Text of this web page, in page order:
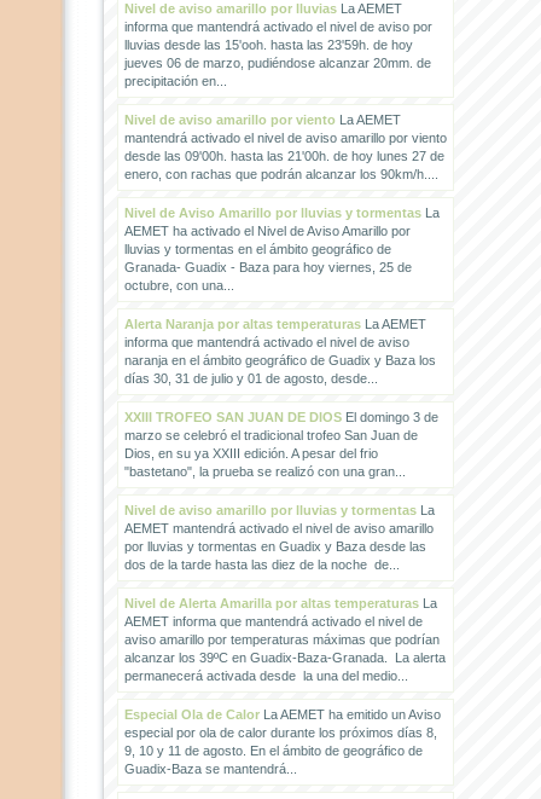
Nivel de aviso amarillo por lluviasLa AEMET
informa que mantendrá activado el nivel de aviso por
lluvias desde las 15'ooh. hasta las 23'59h. de hoy
jueves 06 de marzo, pudiéndose alcanzar 20mm. de
precipitación en...
Nivel de aviso amarillo por vientoLa AEMET
mantendrá activado el nivel de aviso amarillo por viento
desde las 09'00h. hasta las 21'00h. de hoy lunes 27 de
enero, con rachas que podrán alcanzar los 90km/h....
Nivel de Aviso Amarillo por lluvias y tormentasLa
AEMET ha activado el Nivel de Aviso Amarillo por
lluvias y tormentas en el ámbito geográfico de
Granada- Guadix - Baza para hoy viernes, 25 de
octubre, con una...
Alerta Naranja por altas temperaturasLa AEMET
informa que mantendrá activado el nivel de aviso
naranja en el ámbito geográfico de Guadix y Baza los
días 30, 31 de julio y 01 de agosto, desde...
XXIII TROFEO SAN JUAN DE DIOSEl domingo 3 de
marzo se celebró el tradicional trofeo San Juan de
Dios, en su ya XXIII edición. A pesar del frio
"bastetano", la prueba se realizó con una gran...
Nivel de aviso amarillo por lluvias y tormentasLa
AEMET mantendrá activado el nivel de aviso amarillo
por lluvias y tormentas en Guadix y Baza desde las
dos de la tarde hasta las diez de la noche de...
Nivel de Alerta Amarilla por altas temperaturasLa
AEMET informa que mantendrá activado el nivel de
aviso amarillo por temperaturas máximas que podrían
alcanzar los 39ºC en Guadix-Baza-Granada. La alerta
permanecerá activada desde la una del medio...
Especial Ola de CalorLa AEMET ha emitido un Aviso
especial por ola de calor durante los próximos días 8,
9, 10 y 11 de agosto. En el ámbito de geográfico de
Guadix-Baza se mantendrá...